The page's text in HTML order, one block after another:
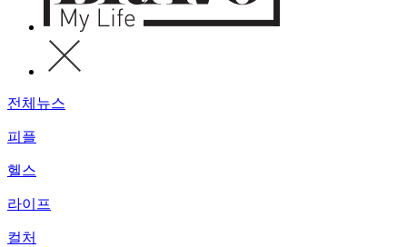
전체뉴스
피플
헬스
라이프
컬처